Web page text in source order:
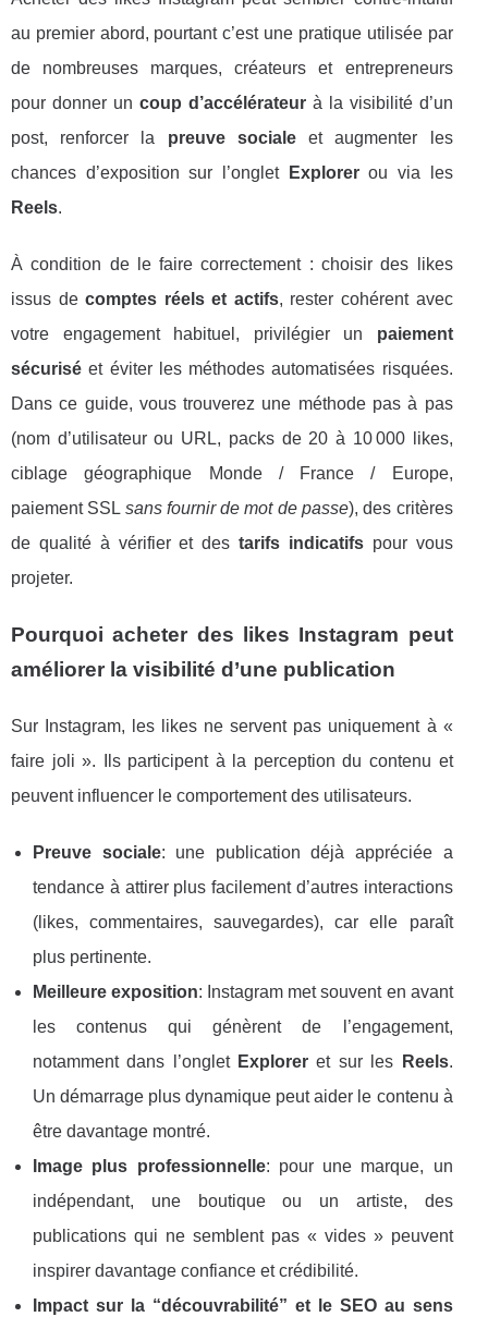
au premier abord, pourtant c’est une pratique utilisée par
de nombreuses marques, créateurs et entrepreneurs
pour donner un coup d’accélérateurà la visibilité d’un
post, renforcer la preuve socialeet augmenter les
chances d’exposition sur l’onglet
Explorerou via les
Reels.
À condition de le faire correctement : choisir des likes
issus decomptes réels et actifs, rester cohérent avec
votre engagement habituel, privilégier un paiement
sécurisé et éviter les méthodes automatisées risquées.
Dans ce guide, vous trouverez une méthode pas à pas
(nom d’utilisateur ou URL, packs de 20 à 10 000 likes,
ciblage géographique Monde / France / Europe,
paiement SSL sans fournir de mot de passe), des critères
de qualité à vérifier et destarifs indicatifspour vous
projeter.
Pourquoi acheter des likes Instagram peut
améliorer la visibilité d’une publication
Sur Instagram, les likes ne servent pas uniquement à «
faire joli ». Ils participent à la perception du contenu et
peuvent influencer le comportement des utilisateurs.
Preuve sociale: une publication déjà appréciée a
tendance à attirer plus facilement d’autres interactions
(likes, commentaires, sauvegardes), car elle paraît
plus pertinente.
Meilleure exposition: Instagram met souvent en avant
les contenus qui génèrent de l’engagement,
notamment dans l’onglet Explorer et sur les Reels.
Un démarrage plus dynamique peut aider le contenu à
être davantage montré.
Image plus professionnelle: pour une marque, un
indépendant, une boutique ou un artiste, des
publications qui ne semblent pas « vides » peuvent
inspirer davantage confiance et crédibilité.
Impact sur la “découvrabilité” et le SEO au sens